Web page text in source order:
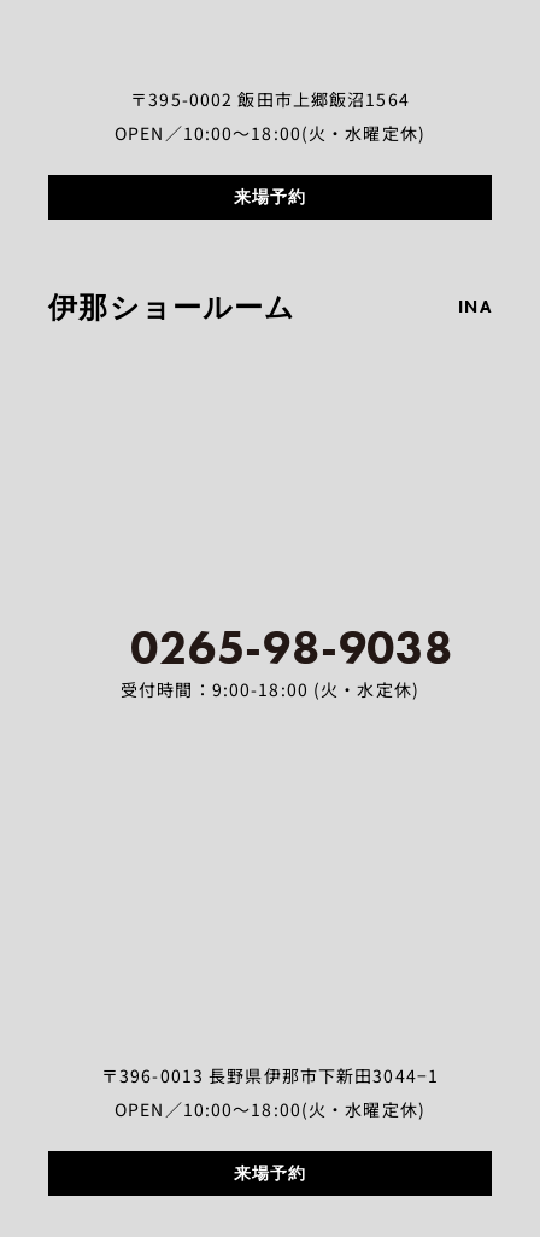
〒395-0002 飯田市上郷飯沼1564
OPEN／10:00～18:00(火・水曜定休)
来場予約
伊那ショールーム INA
0265-98-9038
受付時間：9:00-18:00 (火・水定休)
〒396-0013 長野県伊那市下新田3044−1
OPEN／10:00～18:00(火・水曜定休)
来場予約